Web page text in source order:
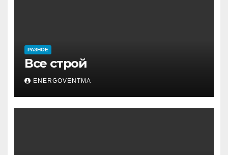
РАЗНОЕ
Все строй
ENERGOVENTMA